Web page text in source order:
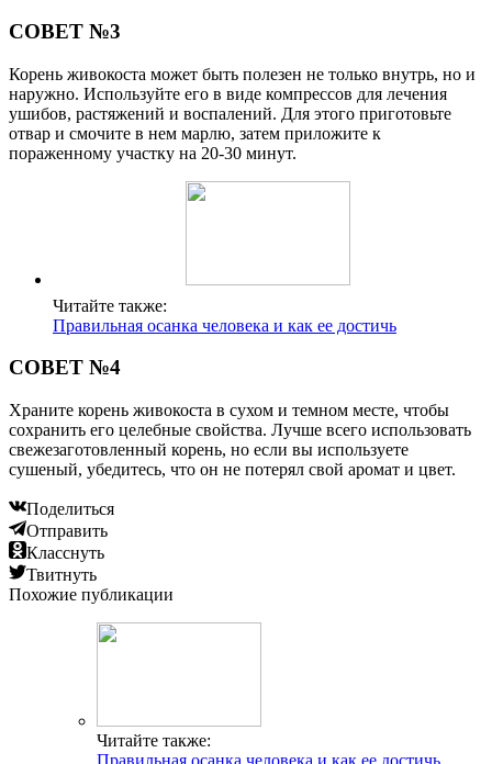
СОВЕТ №3
Корень живокоста может быть полезен не только внутрь, но и
наружно. Используйте его в виде компрессов для лечения
ушибов, растяжений и воспалений. Для этого приготовьте
отвар и смочите в нем марлю, затем приложите к
пораженному участку на 20-30 минут.
Читайте также:
Правильная осанка человека и как ее достичь
СОВЕТ №4
Храните корень живокоста в сухом и темном месте, чтобы
сохранить его целебные свойства. Лучше всего использовать
свежезаготовленный корень, но если вы используете
сушеный, убедитесь, что он не потерял свой аромат и цвет.
Поделиться
Отправить
Класснуть
Твитнуть
Похожие публикации
Читайте также:
Правильная осанка человека и как ее достичь